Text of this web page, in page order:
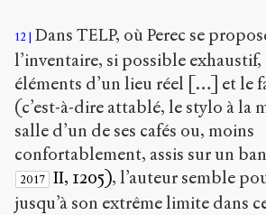
12 Dans TELP, où Perec se
l’inventaire, si possible exhaustif,
éléments d’un lieu réel […] et le
(c’est-à-dire attablé, le stylo à la
salle d’un de ses cafés ou, moins
confortablement, assis sur un
2017 II, 1205), l’auteur semble
jusqu’à son extrême limite dans